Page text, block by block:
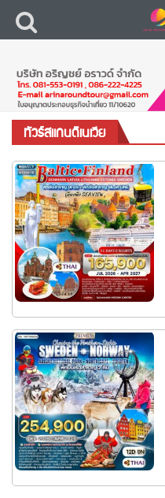
ทัวร์สแกนดิเนเวีย